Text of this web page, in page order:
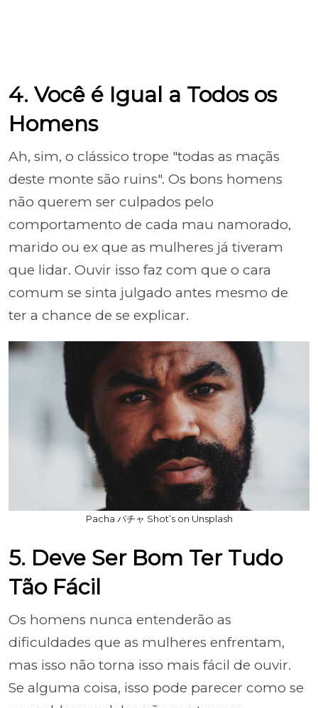
4. Você é Igual a Todos os
Homens
Ah, sim, o clássico trope "todas as maçãs
deste monte são ruins". Os bons homens
não querem ser culpados pelo
comportamento de cada mau namorado,
marido ou ex que as mulheres já tiveram
que lidar. Ouvir isso faz com que o cara
comum se sinta julgado antes mesmo de
ter a chance de se explicar.
Pacha パチャ Shot’s on Unsplash
5. Deve Ser Bom Ter Tudo
Tão Fácil
Os homens nunca entenderão as
dificuldades que as mulheres enfrentam,
mas isso não torna isso mais fácil de ouvir.
Se alguma coisa, isso pode parecer como se